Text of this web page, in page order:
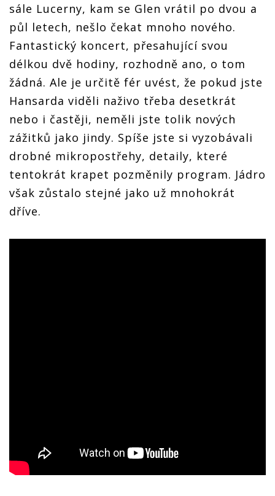
sále Lucerny, kam se Glen vrátil po dvou a
půl letech, nešlo čekat mnoho nového.
Fantastický koncert, přesahující svou
délkou dvě hodiny, rozhodně ano, o tom
žádná. Ale je určitě fér uvést, že pokud jste
Hansarda viděli naživo třeba desetkrát
nebo i častěji, neměli jste tolik nových
zážitků jako jindy. Spíše jste si vyzobávali
drobné mikropostřehy, detaily, které
tentokrát krapet pozměnily program. Jádro
však zůstalo stejné jako už mnohokrát
dříve.